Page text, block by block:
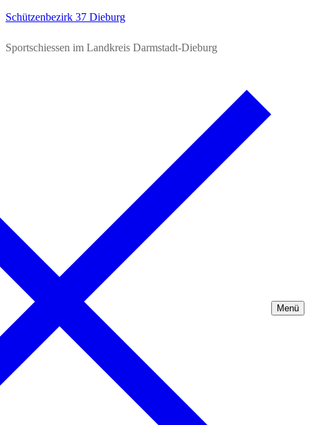
Schützenbezirk 37 Dieburg
Sportschiessen im Landkreis Darmstadt-Dieburg
Menü